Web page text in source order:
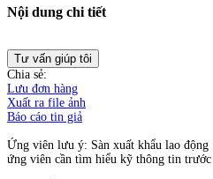
Nội dung chi tiết
Tư vấn giúp tôi
Chia sẻ:
Lưu đơn hàng
Xuất ra file ảnh
Báo cáo tin giả
Ứng viên lưu ý: Sàn xuất khẩu lao
ứng viên cần tìm hiểu kỹ thông tin